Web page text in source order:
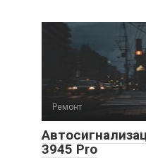
Ремонт
3945 Pro